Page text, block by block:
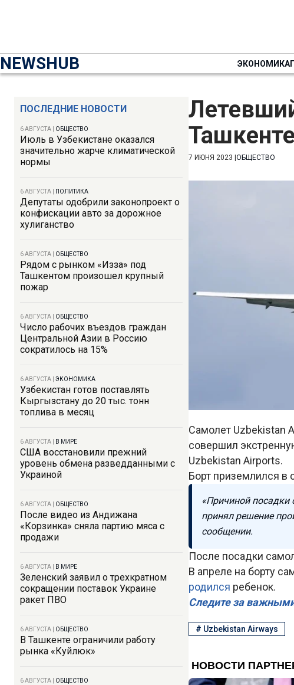
NEWSHUB ЭКОНОМИКА
ПОСЛЕДНИЕ НОВОСТИ
6 АВГУСТА ОБЩЕСТВО
Июль в Узбекистане оказался
значительно жарче климатической
нормы
6 АВГУСТА ПОЛИТИКА
Депутаты одобрили законопроект о
конфискации авто за дорожное
хулиганство
6 АВГУСТА ОБЩЕСТВО
Рядом с рынком «Изза» под
Ташкентом произошел крупный
пожар
6 АВГУСТА ОБЩЕСТВО
Число рабочих въездов граждан
Центральной Азии в Россию
сократилось на 15%
6 АВГУСТА ЭКОНОМИКА
Узбекистан готов поставлять
Кыргызстану до 20 тыс. тонн
топлива в месяц
6 АВГУСТА В МИРЕ
США восстановили прежний
уровень обмена разведданными с
Украиной
6 АВГУСТА ОБЩЕСТВО
После видео из Андижана
«Корзинка» сняла партию мяса с
продажи
6 АВГУСТА В МИРЕ
Зеленский заявил о трехкратном
сокращении поставок Украине
ракет ПВО
6 АВГУСТА ОБЩЕСТВО
В Ташкенте ограничили работу
рынка «Куйлюк»
6 АВГУСТА ОБЩЕСТВО
7 ИЮНЯ 2023 ОБЩЕСТВО
Самолет Uzbekistan
совершил
Uzbekistan Airports.
Борт приземлился в
«Причиной посадки
принял решение
сообщении.
После посадки
В апреле на борту
родился ребенок.
Следите за
# Uzbekistan Airways